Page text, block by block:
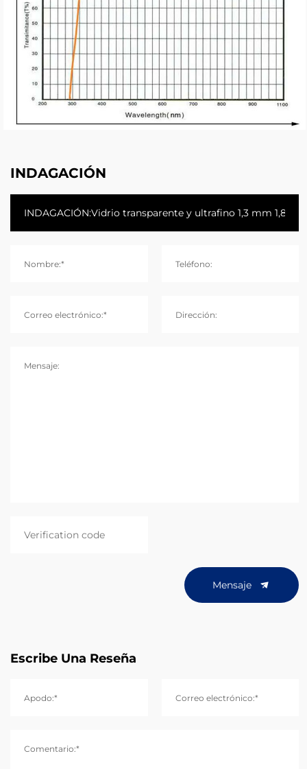
INDAGACIÓN
Nombre:* Teléfono:
Correo electrónico:* Dirección:
Mensaje:
Mensaje
Escribe Una Reseña
Apodo:* Correo electrónico:*
Comentario:*